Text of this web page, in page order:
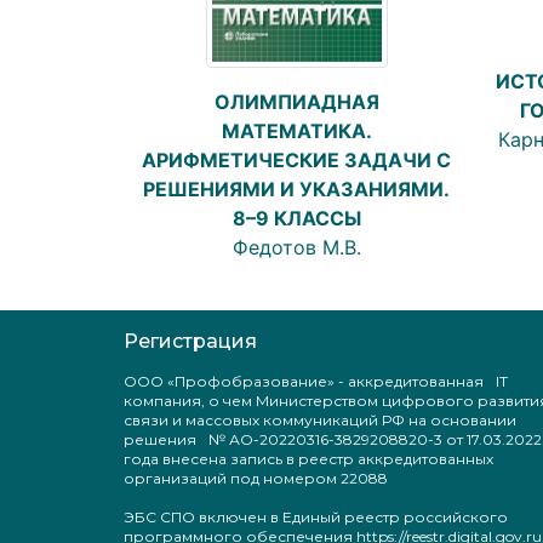
ОЛИМПИАДНАЯ
МАТЕМАТИКА.
АРИФМЕТИЧЕСКИЕ ЗАДАЧИ С
РЕШЕНИЯМИ И УКАЗАНИЯМИ.
8–9 КЛАССЫ
Федотов М.В.
Регистрация
ООО «Профобразование» - аккредитованная IT
компания, о чем Министерством цифрового
связи и массовых коммуникаций РФ на основании
решения № АО-20220316-3829208820-3 от 17.03.2022
года внесена запись в реестр аккредитованных
организаций под номером 22088
ЭБС СПО включен в Единый реестр российского
программного обеспечения https://reestr.digital.gov.ru,